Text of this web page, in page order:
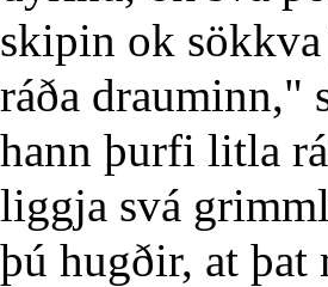
skipin ok
ráða drauminn,"
hann þurfi litla
liggja svá
þú hugðir, at þat